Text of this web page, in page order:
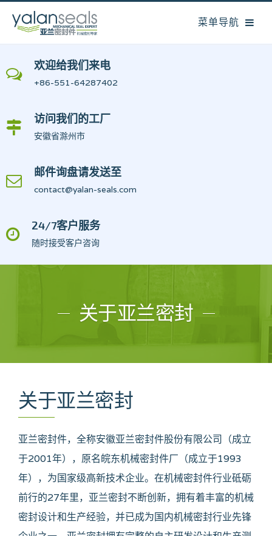
欢迎给我们来电
+86-551-64287402
访问我们的工厂
安徽省滁州市
邮件询盘请发送至
contact@yalan-seals.com
24/7客户服务
随时接受客户咨询
关于亚兰密封
关于亚兰密封
亚兰密封件，全称安徽亚兰密封件股份有限公司（成立
于2001年），原名皖东机械密封件厂（成立于1993
年），为国家级高新技术企业。在机械密封件行业砥砺
前行的27年里，亚兰密封不断创新，拥有着丰富的机械
密封设计和生产经验，并已成为国内机械密封行业先锋